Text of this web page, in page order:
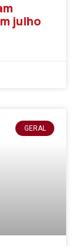
julho
GERAL